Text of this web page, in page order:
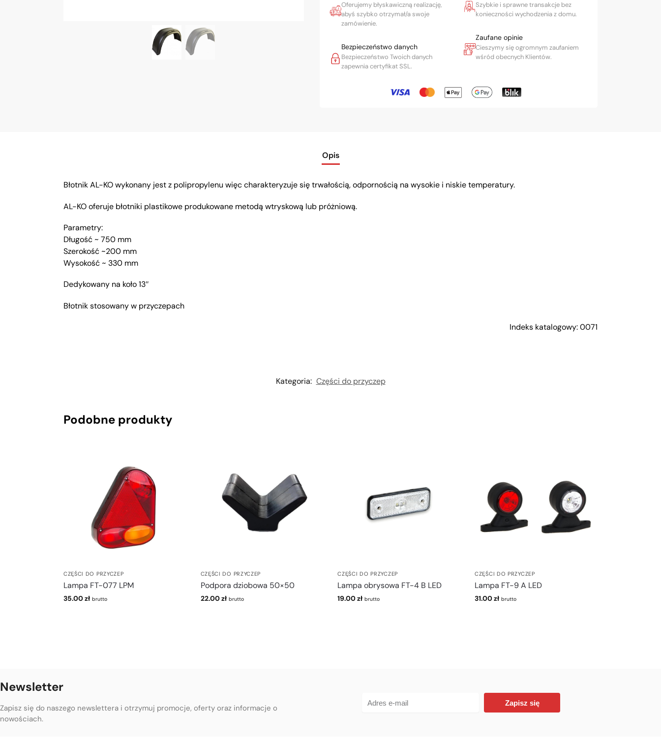
Oferujemy błyskawiczną realizację,
abyś szybko otrzymał/a swoje
zamówienie.
Bezpieczeństwo danych
Bezpieczeństwo Twoich danych
zapewnia certyfikat SSL.
Szybkie i sprawne transakcje bez
konieczności wychodzenia z domu.
Zaufane opinie
Cieszymy się ogromnym zaufaniem
wśród obecnych Klientów.
Opis
Błotnik AL-KO wykonany jest z polipropylenu więc charakteryzuje się trwałością, odpornością na wysokie i niskie temperatury.
AL-KO oferuje błotniki plastikowe produkowane metodą wtryskową lub próżniową.
Parametry:
Długość ~ 750 mm
Szerokość ~200 mm
Wysokość ~ 330 mm
Dedykowany na koło 13″
Błotnik stosowany w przyczepach
Indeks katalogowy: 0071
Kategoria: Części do przyczep
Podobne produkty
CZĘŚCI DO PRZYCZEP
Lampa FT-077 LPM
35.00zł brutto
CZĘŚCI DO PRZYCZEP
Podpora dziobowa 50×50
22.00zł brutto
CZĘŚCI DO PRZYCZEP
Lampa obrysowa FT-4 B LED
19.00zł brutto
CZĘŚCI DO PRZYCZEP
Lampa FT-9 A LED
31.00zł brutto
Newsletter
Zapisz się do naszego newslettera i otrzymuj promocje, oferty oraz informacje o
nowościach.
Zapisz się